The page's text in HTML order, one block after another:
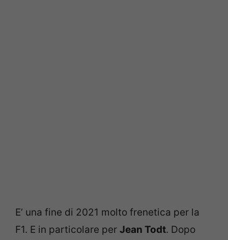
E’ una fine di 2021 molto frenetica per la
F1. E in particolare per Jean Todt. Dopo